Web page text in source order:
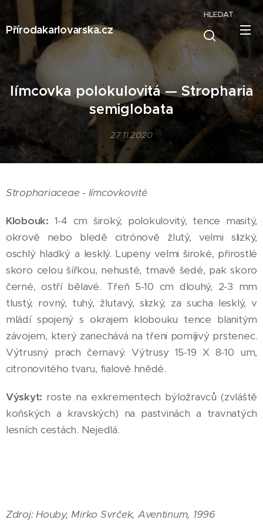
Přírodakarlovarska.cz
HLEDAT
límcovka polokulovitá — Stropharia
semiglobata
27.11.2020
Strophariaceae - límcovkovité
Klobouk: 1-4 cm široký, polokulovitý, tence masitý,
okrově nebo bledě citrónově žlutý, velmi slizký,
oschlý hladký a lesklý. Lupeny velmi široké, přirostlé
skoro celou šířkou, nehusté, tmavě šedé, pak skoro
černé, ostří bělavé. Třeň 5-10 cm dlouhý, 2-3 mm
tlustý, rovný, tuhý, žlutavý, slizký, za sucha lesklý, v
mládí spojený s okrajem klobouku tence blanitým
závojem, který zanechává na třeni pomíjivý prstenec.
Výtrusný prach černavý. Výtrusy 15-19 X 8-10 um,
citronovitého tvaru, fialově hnědé.
Výskyt: roste na exkrementech býložravců (zvláště
koňských a kravských) na pastvinách a travnatých
lesních cestách. Nejedlá.
Zdroj: Houby, Mirko Svrček, Aventinum, 1996